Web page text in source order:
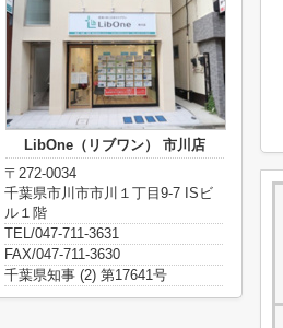
LibOne（リブワン） 市川店
〒272-0034
千葉県市川市市川１丁目9-7 ISビ
ル１階
TEL/047-711-3631
FAX/047-711-3630
千葉県知事 (2) 第17641号